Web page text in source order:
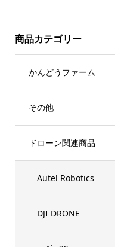
商品カテゴリー
かんどうファーム
その他
ドローン関連商品
Autel Robotics
DJI DRONE